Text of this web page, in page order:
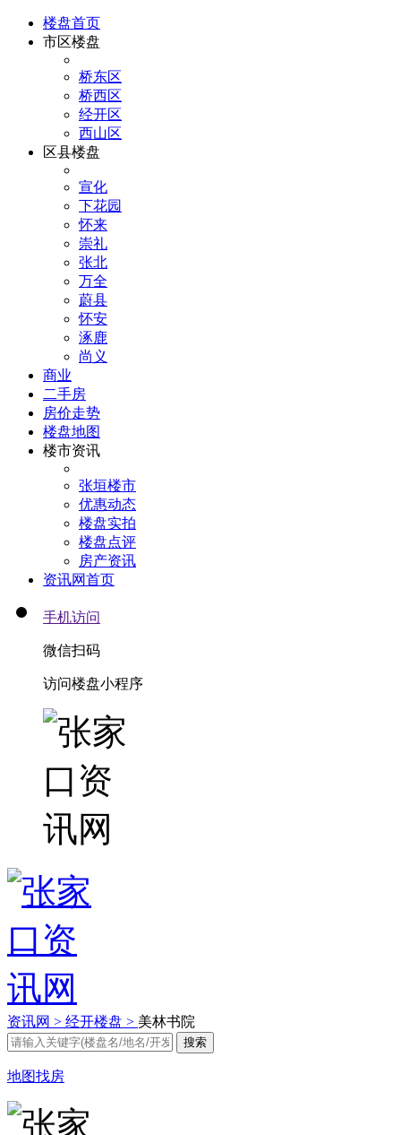
楼盘首页
市区楼盘
桥东区
桥西区
经开区
西山区
区县楼盘
宣化
下花园
怀来
崇礼
张北
万全
蔚县
怀安
涿鹿
尚义
商业
二手房
房价走势
楼盘地图
楼市资讯
张垣楼市
优惠动态
楼盘实拍
楼盘点评
房产资讯
资讯网首页
手机访问
微信扫码
访问楼盘小程序
资讯网 > 经开楼盘 > 美林书院
地图找房